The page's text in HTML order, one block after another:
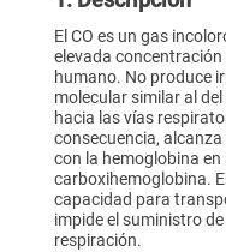
El CO es un gas
elevada concentración
humano. No produce
molecular similar al
hacia las vías
consecuencia,
con la hemoglobina
carboxihemoglobina.
capacidad para
impide el suministro
respiración.